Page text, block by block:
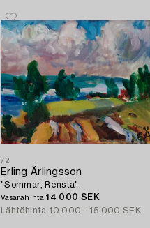
72
Erling Ärlingsson
"Sommar, Rensta".
Vasarahinta14 000 SEK
Lähtöhinta 10 000 - 15 000 SEK